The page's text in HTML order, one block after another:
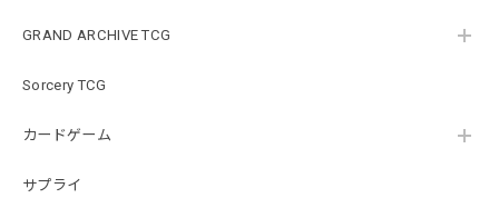
GRAND ARCHIVE TCG
Sorcery TCG
カードゲーム
サプライ